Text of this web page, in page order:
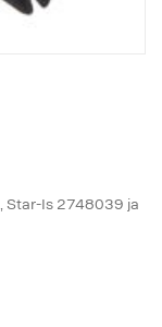
Star-Is 2748039 ja